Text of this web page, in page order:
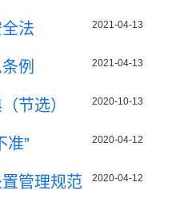
2021-04-13
法
2021-04-13
例
2020-10-13
节选）
2020-04-12
准”
2020-04-12
管理规范